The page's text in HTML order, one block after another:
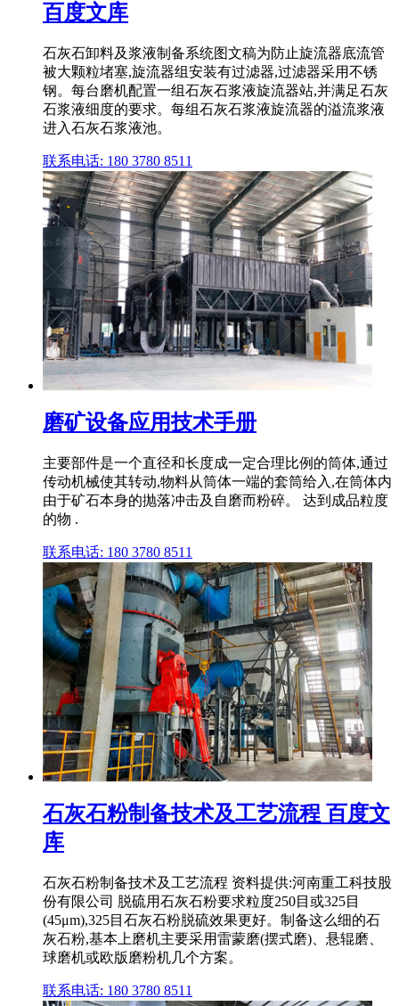
百度文库
石灰石卸料及浆液制备系统图文稿为防止旋流器底流管
被大颗粒堵塞,旋流器组安装有过滤器,过滤器采用不锈
钢。每台磨机配置一组石灰石浆液旋流器站,并满足石灰
石浆液细度的要求。每组石灰石浆液旋流器的溢流浆液
进入石灰石浆液池。
联系电话: 180 3780 8511
磨矿设备应用技术手册
主要部件是一个直径和长度成一定合理比例的筒体,通过
传动机械使其转动,物料从筒体一端的套筒给入,在筒体内
由于矿石本身的抛落冲击及自磨而粉碎。 达到成品粒度
的物 .
联系电话: 180 3780 8511
石灰石粉制备技术及工艺流程 百度文
库
石灰石粉制备技术及工艺流程 资料提供:河南重工科技股
份有限公司 脱硫用石灰石粉要求粒度250目或325目
(45μm),325目石灰石粉脱硫效果更好。制备这么细的石
灰石粉,基本上磨机主要采用雷蒙磨(摆式磨)、悬辊磨、
球磨机或欧版磨粉机几个方案。
联系电话: 180 3780 8511